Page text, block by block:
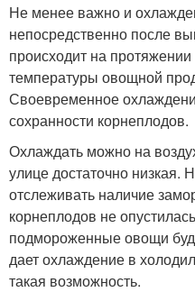
Не менее важно и
непосредственно после
происходит на
температуры овощной
Своевременное
сохранности корнеплодов.
Охлаждать можно на
улице достаточно низкая.
отслеживать наличие
корнеплодов не
подмороженные овощи
дает охлаждение в
такая возможность.